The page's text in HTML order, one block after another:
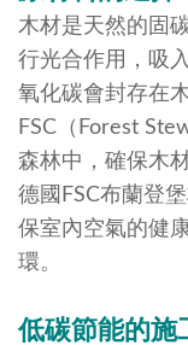
木材是天然的固
行光合作用，吸
氧化碳會封存在
FSC（Forest
森林中，確保木
德國FSC布蘭登
保室內空氣的健
環。
低碳節能的施